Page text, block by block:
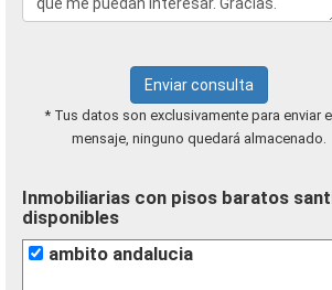
Enviar consulta
* Tus datos son exclusivamente para enviar
mensaje, ninguno quedará almacenado.
Inmobiliarias con pisos baratos
disponibles
ambito andalucia